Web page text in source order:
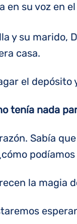
en su voz en
y su marido,
casa.
el
tenía nada
Sabía
la magia